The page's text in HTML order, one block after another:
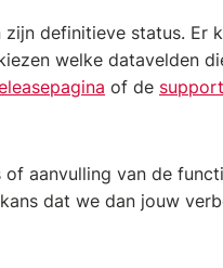
definitieve status. Er
welke datavelden
of de
of aanvulling van de
dat we dan jouw